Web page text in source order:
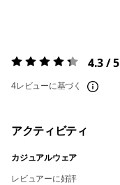
評価:4.3 / 5 4.3 / 5
4レビューに基づく
アクティビティ
カジュアルウェア
レビュアーに好評